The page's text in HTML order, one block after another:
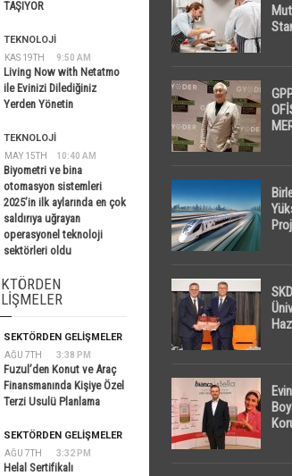
TAŞIYOR
KAS 19TH 9:50 AM
TEKNOLOJİ
Living Now with Netatmo
ile Evinizi Dilediğiniz
Yerden Yönetin
MAY 15TH 10:40 AM
TEKNOLOJİ
Biyometri ve bina
otomasyon sistemleri
2025’in ilk aylarında en çok
saldırıya uğrayan
operasyonel teknoloji
sektörleri oldu
AĞU 7TH 3:38 PM
SEKTÖRDEN GELIŞMELER
Fuzul’den Konut ve Araç
Finansmanında Kişiye Özel
Terzi Usulü Planlama
AĞU 7TH 3:32 PM
SEKTÖRDEN GELIŞMELER
Helal Sertifikalı